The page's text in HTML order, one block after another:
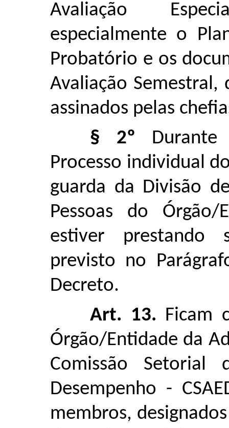
Avaliação
especialmente o
Probatório e os
Avaliação
assinados pelas
§ 2º
Processo individual
guarda da Divisão
Pessoas do
estiver prestando
previsto no
Decreto.
Art. 13. Ficam
Órgão/Entidade da
Comissão Setorial
Desempenho -
membros,